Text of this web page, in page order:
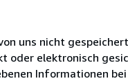
uns nicht
oder elektronisch
Informationen